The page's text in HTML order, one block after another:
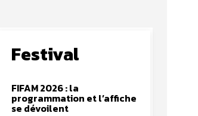
Festival
FIFAM 2026 : la
programmation et l’affiche
se dévoilent